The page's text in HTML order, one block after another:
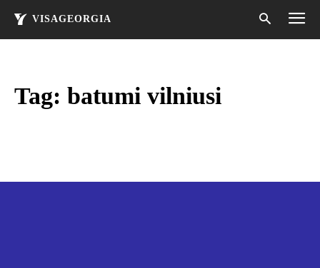
VISAGEORGIA
Tag: batumi vilniusi